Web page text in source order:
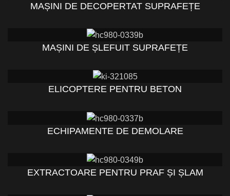
MAȘINI DE DECOPERTAT SUPRAFEȚE
MAȘINI DE ȘLEFUIT SUPRAFEȚE
ELICOPTERE PENTRU BETON
ECHIPAMENTE DE DEMOLARE
EXTRACTOARE PENTRU PRAF ȘI ȘLAM